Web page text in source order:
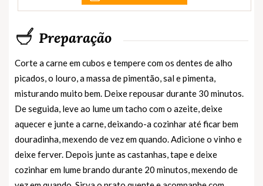
Preparação
Corte a carne em cubos e tempere com os dentes de alho
picados, o louro, a massa de pimentão, sal e pimenta,
misturando muito bem. Deixe repousar durante 30 minutos.
De seguida, leve ao lume um tacho com o azeite, deixe
aquecer e junte a carne, deixando-a cozinhar até ficar bem
douradinha, mexendo de vez em quando. Adicione o vinho e
deixe ferver. Depois junte as castanhas, tape e deixe
cozinhar em lume brando durante 20 minutos, mexendo de